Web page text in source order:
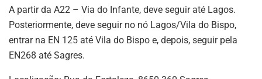
A partir da A22 – Via do Infante, deve seguir até Lagos.
Posteriormente, deve seguir no nó Lagos/Vila do Bispo,
entrar na EN 125 até Vila do Bispo e, depois, seguir pela
EN268 até Sagres.